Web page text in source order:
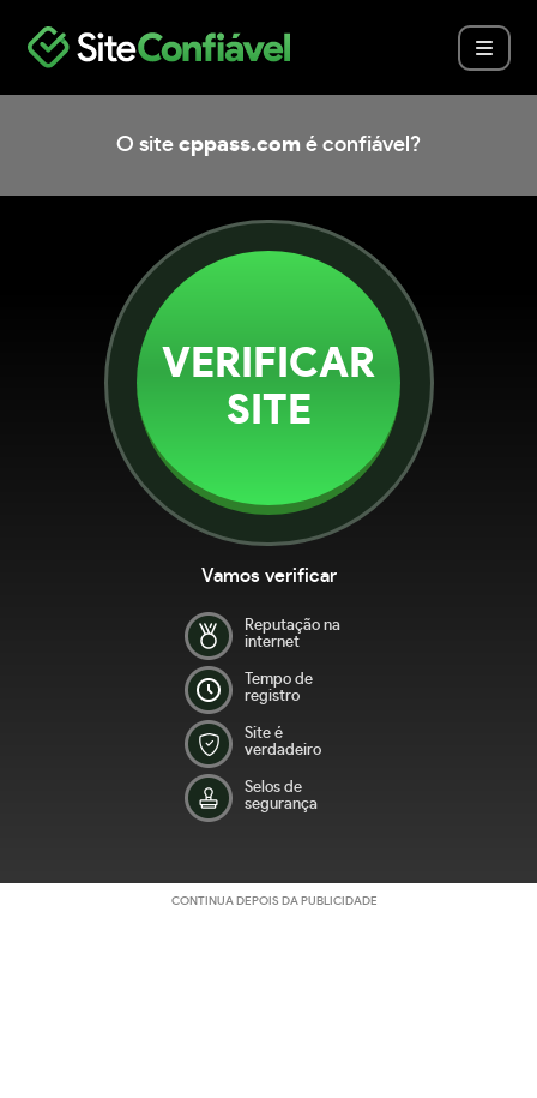
O site cppass.com é confiável?
VERIFICAR
SITE
Vamos verificar
Reputação na
internet
Tempo de
registro
Site é
verdadeiro
Selos de
segurança
CONTINUA DEPOIS DA PUBLICIDADE